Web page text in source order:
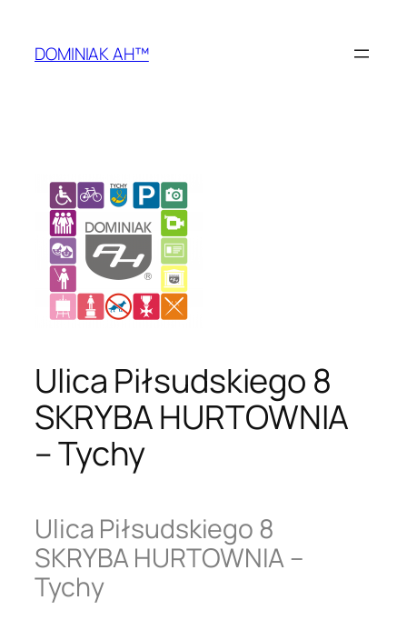
treściDOMINIAK AH™
Ulica Piłsudskiego 8
SKRYBA HURTOWNIA
– Tychy
Ulica Piłsudskiego 8
SKRYBA HURTOWNIA –
Tychy